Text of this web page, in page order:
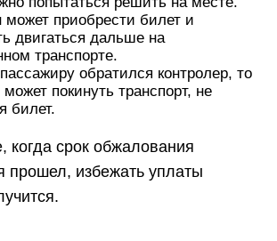
может приобрести билет и
двигаться дальше на
транспорте.
обратился контролер, то
покинуть транспорт, не
билет.
когда срок обжалования
прошел, избежать уплаты